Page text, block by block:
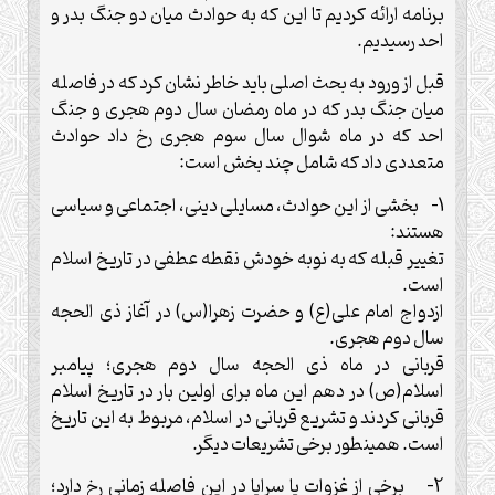
برنامه ارائه کردیم تا این که به حوادث میان دو جنگ بدر و
احد رسیدیم.
قبل از ورود به بحث اصلی باید خاطر نشان کرد که در فاصله
میان جنگ بدر که در ماه رمضان سال دوم هجری و جنگ
احد که در ماه شوال سال سوم هجری رخ داد حوادث
متعددی داد که شامل چند بخش است:
1- بخشی از این حوادث، مسایلی دینی، اجتماعی و سیاسی
هستند:
تغییر قبله که به نوبه خودش نقطه عطفی در تاریخ اسلام
است.
ازدواج امام علی(ع) و حضرت زهرا(س) در آغاز ذی الحجه
سال دوم هجری.
قربانی در ماه ذی الحجه سال دوم هجری؛ پیامبر
اسلام(ص) در دهم این ماه برای اولین بار در تاریخ اسلام
قربانی کردند و تشریع قربانی در اسلام، مربوط به این تاریخ
است. همینطور برخی تشریعات دیگر.